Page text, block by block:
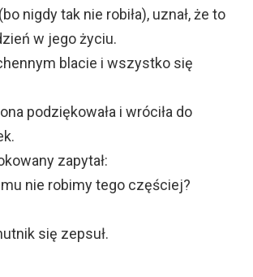
nigdy tak nie robiła), uznał, że to
w jego życiu.
blacie i wszystko się
podziękowała i wróciła do
zapytał:
nie robimy tego częściej?
się zepsuł.